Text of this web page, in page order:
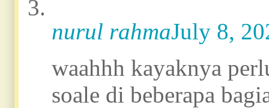
nurul rahmaJuly 8,
waahhh kayaknya
soale di beberapa